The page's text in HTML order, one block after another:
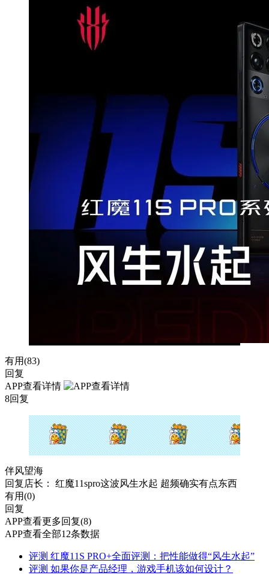
有用(83)
回复
APP查看详情
8回复
伴风望海
回复 店长 ： 红魔11spro这波风生水起 超频确实有点东西
有用(0)
回复
APP查看更多回复(8)
APP查看全部12条数据
评测 红魔11S PRO+全面评测：把性能做得“风生水起”
评测 如果你是产品经理，游戏手机该如何设计？